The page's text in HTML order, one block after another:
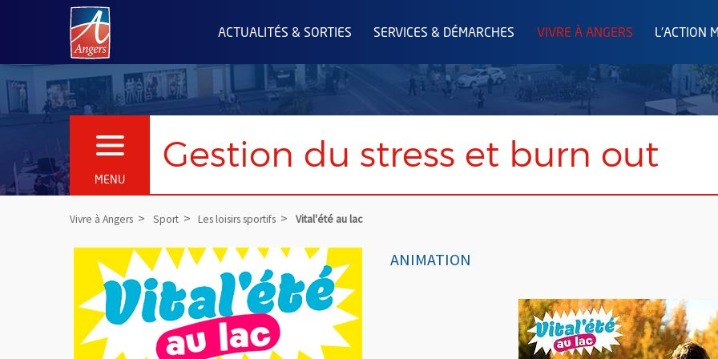
Angers.fr : Retour à l'accueil
ACTUALITÉS & SORTIES SERVICES & DÉMARCHES VIVRE À ANGERS L'ACTION
MENU
OUVRIR LE MENU Gestion du stress et burn out
Vivre à Angers Sport Les loisirs sportifs Vital'été au lac
ANIMATION